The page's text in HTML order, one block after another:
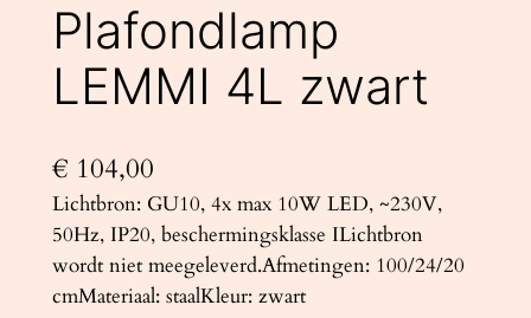
Plafondlamp
LEMMI 4L zwart
€ 104,00
Lichtbron: GU10, 4x max 10W LED, ~230V,
50Hz, IP20, beschermingsklasse ILichtbron
wordt niet meegeleverd.Afmetingen: 100/24/20
cmMateriaal: staalKleur: zwart